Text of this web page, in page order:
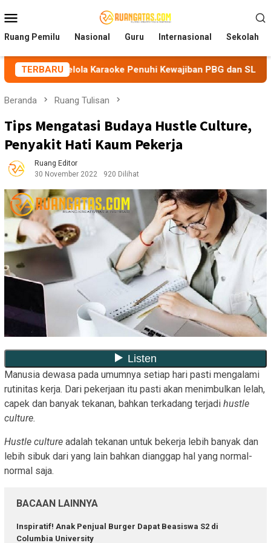
ke
kontenMobile
Ruang Pemilu Nasional Guru Internasional Sekolah
TERBARU
Karaoke Penuhi Kewajiban PBG dan SLF BEM
Beranda Ruang Tulisan
Tips Mengatasi Budaya Hustle Culture,
Penyakit Hati Kaum Pekerja
Ruang Editor
30 November 2022
920 Dilihat
Manusia dewasa pada umumnya setiap hari pasti mengalami
rutinitas kerja. Dari pekerjaan itu pasti akan menimbulkan lelah,
capek dan banyak tekanan, bahkan terkadang terjadi hustle
culture.
Hustle culture adalah tekanan untuk bekerja lebih banyak dan
lebih sibuk dari yang lain bahkan dianggap hal yang normal-
normal saja.
BACAAN LAINNYA
Inspiratif! Anak Penjual Burger Dapat Beasiswa S2 di
Columbia University